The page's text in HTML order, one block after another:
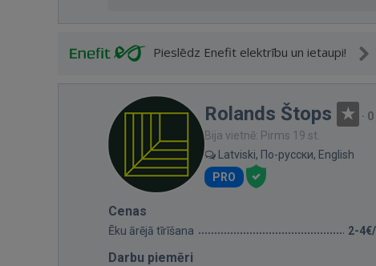
Pieslēdz Enefit elektrību un ietaupi!
Rolands Štops ·
Bija vietnē: Pirms 19 st.
Latviski, По-русски, English
PRO
Cenas
Ēku ārējā tīrīšana 2-
Darbu piemēri